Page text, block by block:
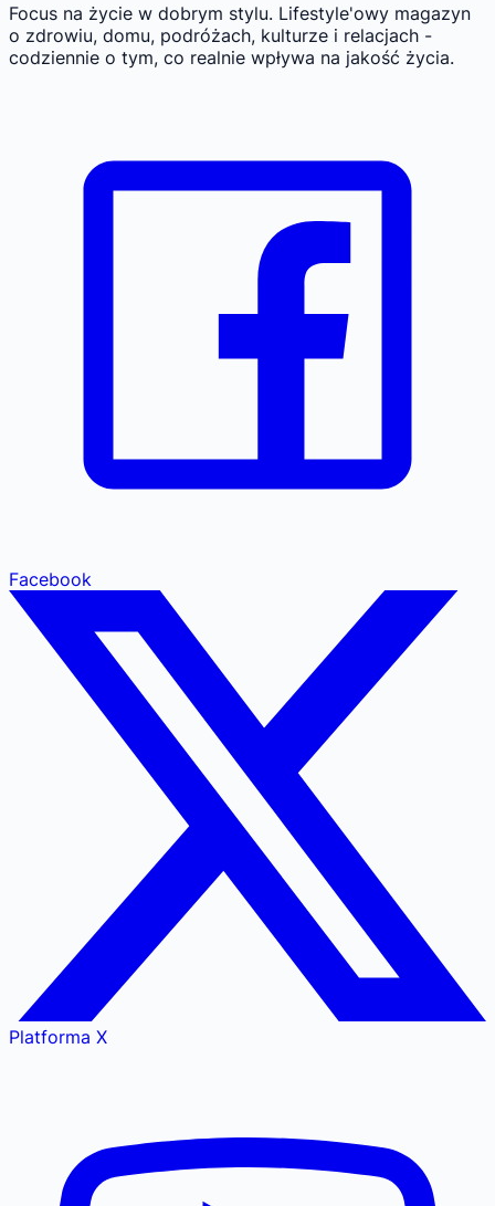
Focus na życie w dobrym stylu. Lifestyle'owy magazyn
o zdrowiu, domu, podróżach, kulturze i relacjach -
codziennie o tym, co realnie wpływa na jakość życia.
Facebook
Platforma X